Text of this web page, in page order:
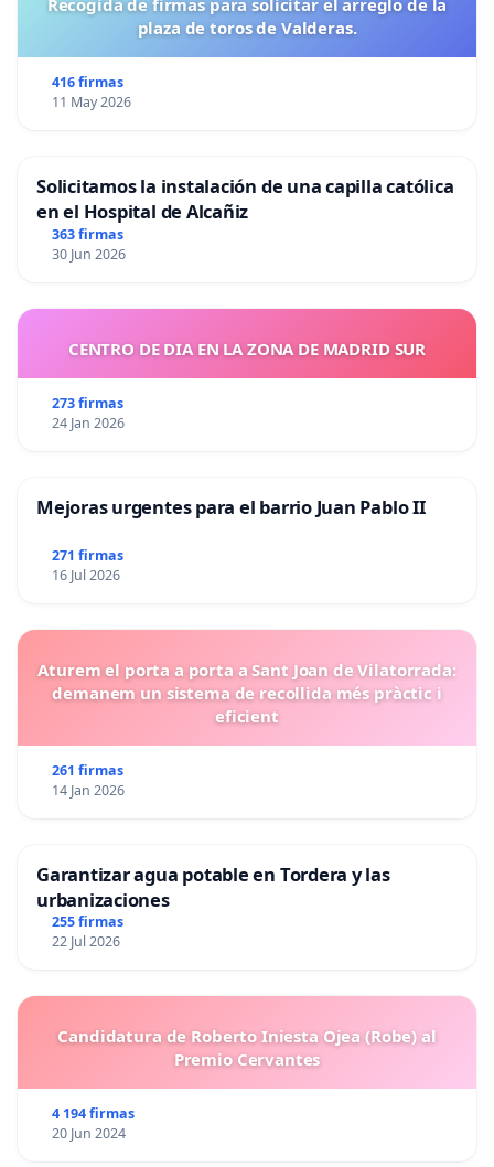
plaza de toros de Valderas.
416 firmas
11 May 2026
Solicitamos la instalación de una capilla católica
en el Hospital de Alcañiz
363 firmas
30 Jun 2026
CENTRO DE DIA EN LA ZONA DE MADRID SUR
273 firmas
24 Jan 2026
Mejoras urgentes para el barrio Juan Pablo II
271 firmas
16 Jul 2026
Aturem el porta a porta a Sant Joan de Vilatorrada:
demanem un sistema de recollida més pràctic i
eficient
261 firmas
14 Jan 2026
Garantizar agua potable en Tordera y las
urbanizaciones
255 firmas
22 Jul 2026
Candidatura de Roberto Iniesta Ojea (Robe) al
Premio Cervantes
4 194 firmas
20 Jun 2024